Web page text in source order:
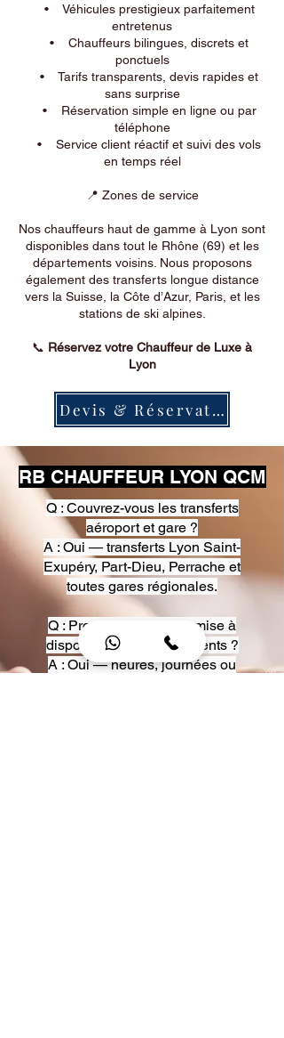
• Véhicules prestigieux parfaitement
entretenus
• Chauffeurs bilingues, discrets et
ponctuels
• Tarifs transparents, devis rapides et
sans surprise
• Réservation simple en ligne ou par
téléphone
• Service client réactif et suivi des vols
en temps réel
📍 Zones de service
Nos chauffeurs haut de gamme à Lyon sont
disponibles dans tout le Rhône (69) et les
départements voisins. Nous proposons
également des transferts longue distance
vers la Suisse, la Côte d’Azur, Paris, et les
stations de ski alpines.
📞 Réservez votre Chauffeur de Luxe à
Lyon
Devis & Réservation
RB CHAUFFEUR LYON QCM
Q : Couvrez-vous les transferts
aéroport et gare ?
A : Oui — transferts Lyon Saint-
Exupéry, Part-Dieu, Perrache et
toutes gares régionales.
Q : Proposez-vous une mise à
disposition pour événements ?
A : Oui — heures, journées ou